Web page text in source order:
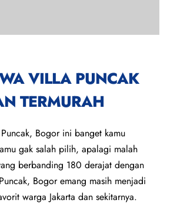
VILLA PUNCAK
TERMURAH
Bogor ini banget kamu
gak salah pilih, apalagi malah
berbanding 180 derajat dengan
Bogor emang masih menjadi
warga Jakarta dan sekitarnya.